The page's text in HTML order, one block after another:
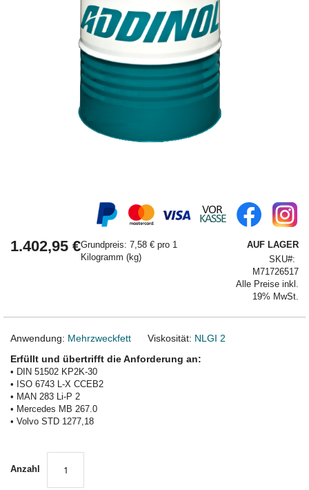
1.402,95 €Grundpreis: 7,58 € pro 1
Kilogramm (kg)
AUF LAGER
SKU
M71726517
Alle Preise inkl.
19% MwSt.
Anwendung: Mehrzweckfett Viskosität: NLGI 2
Erfüllt und übertrifft die Anforderung an:
• DIN 51502 KP2K-30
• ISO 6743 L-X CCEB2
• MAN 283 Li-P 2
• Mercedes MB 267.0
• Volvo STD 1277,18
Anzahl
der
Bildergalerie